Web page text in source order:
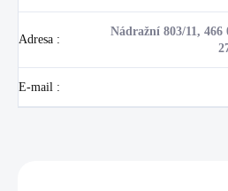
Adresa :
Nádražní 803/11,
E-mail :